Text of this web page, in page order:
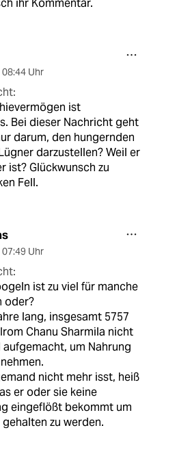
ihr Kommentar.
08:44 Uhr
ist
Bei dieser Nachricht geht
darum, den hungernden
darzustellen? Weil er
ist? Glückwunsch zu
Fell.
07:49 Uhr
ist zu viel für manche
oder?
lang, insgesamt 5757
Chanu Sharmila nicht
um Nahrung
nicht mehr isst, heiß
er oder sie keine
eingeflößt bekommt um
zu werden.